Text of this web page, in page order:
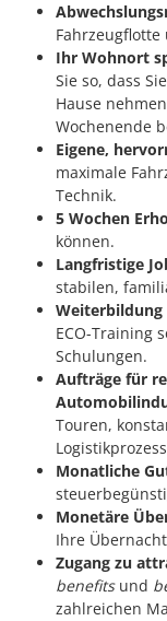
Ihr Wohnort
Sie so, dass
Hause
Wochenende
Eigene,
maximale
Technik.
5 Wochen
können.
Langfristige
stabilen,
Weiterbildung
ECO-Training
Schulungen.
Aufträge für
Touren,
Monatliche
Monetäre
Ihre
Zugang zu
benefitsund
zahlreichen